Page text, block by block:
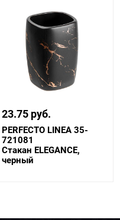
23.75 руб.
PERFECTO LINEA 35-
721081
Стакан ELEGANCE,
черный